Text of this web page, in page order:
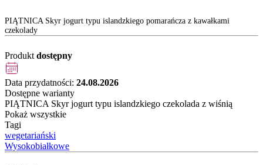
PIĄTNICA Skyr jogurt typu islandzkiego pomarańcza z kawałkami
czekolady
Produkt dostępny
Data przydatności: 24.08.2026
Dostępne warianty
PIĄTNICA Skyr jogurt typu islandzkiego czekolada z wiśnią
Pokaż wszystkie
Tagi
wegetariański
Wysokobiałkowe